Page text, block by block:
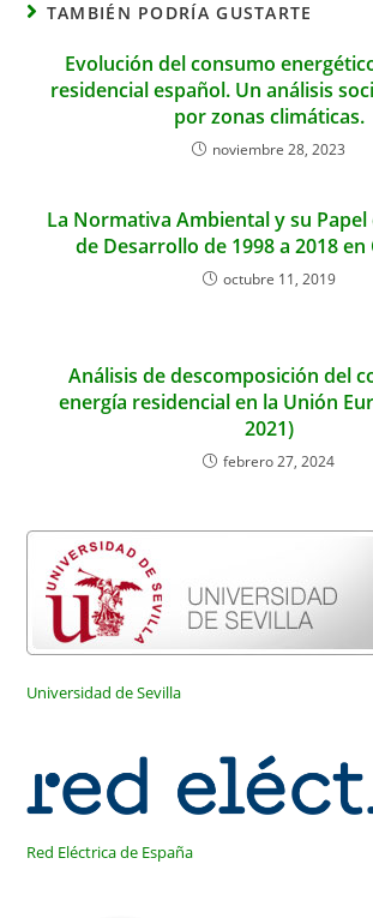
TAMBIÉN PODRÍA GUSTARTE
Evolución del consumo
residencial español. Un análisis
por zonas climáticas.
noviembre 28, 2023
La Normativa Ambiental y su Papel
de Desarrollo de 1998 a 2018 en
octubre 11, 2019
Análisis de descomposición del
energía residencial en la Unión
2021)
febrero 27, 2024
Universidad de Sevilla
Red Eléctrica de España